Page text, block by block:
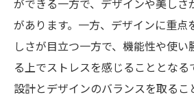
ができる一方で、デザインや美しさ
があります。一方、デザインに重点
しさが目立つ一方で、機能性や使
る上でストレスを感じることとなる
設計とデザインのバランスを取るこ